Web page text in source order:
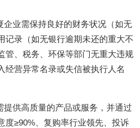
企业需保持良好的财务状况（如无
记录（如无银行逾期未还的重大不
管、税务、环保等部门无重大违规
经营异常名录或失信被执行人名
提供高质量的产品或服务，并通过
度≥90%、复购率行业领先、投诉